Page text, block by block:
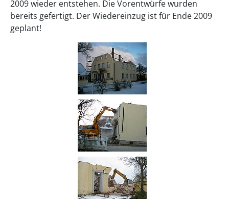
2009 wieder entstehen. Die Vorentwürfe wurden
bereits gefertigt. Der Wiedereinzug ist für Ende 2009
geplant!